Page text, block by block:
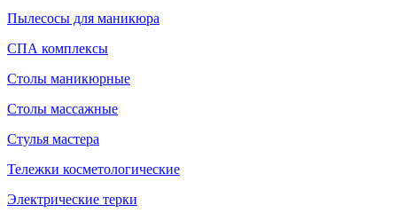
Пылесосы для маникюра
СПА комплексы
Столы маникюрные
Столы массажные
Стулья мастера
Тележки косметологические
Электрические терки